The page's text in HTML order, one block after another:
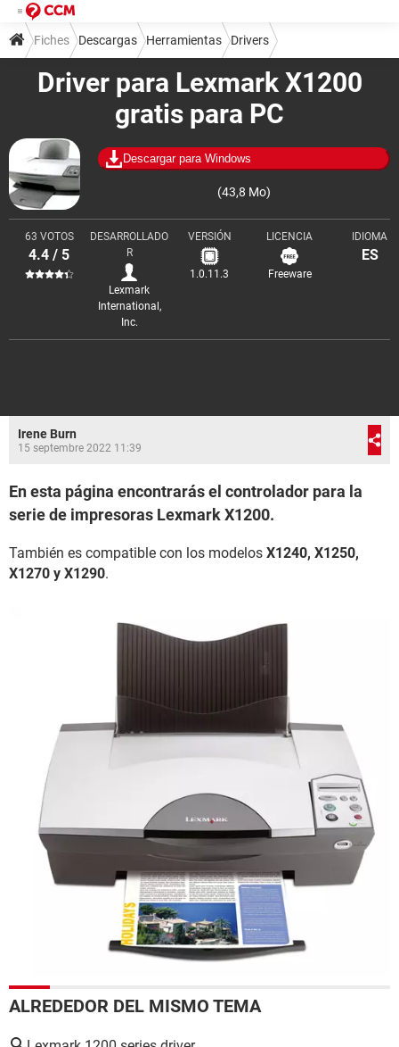
Driver para Lexmark X1200
gratis para PC
Descargar para Windows
(43,8 Mo)
63 VOTOS
4.4 / 5
DESARROLLADO
R
Lexmark
International,
Inc.
VERSIÓN
1.0.11.3
LICENCIA
Freeware
IDIOMA
ES
Fiches Descargas Herramientas Drivers
Irene Burn
15 septembre 2022 11:39
En esta página encontrarás el controlador para la
serie de impresoras Lexmark X1200.
También es compatible con los modelos X1240, X1250,
X1270 y X1290.
ALREDEDOR DEL MISMO TEMA